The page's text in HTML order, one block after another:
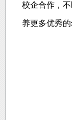
校企合作，
养更多优秀的